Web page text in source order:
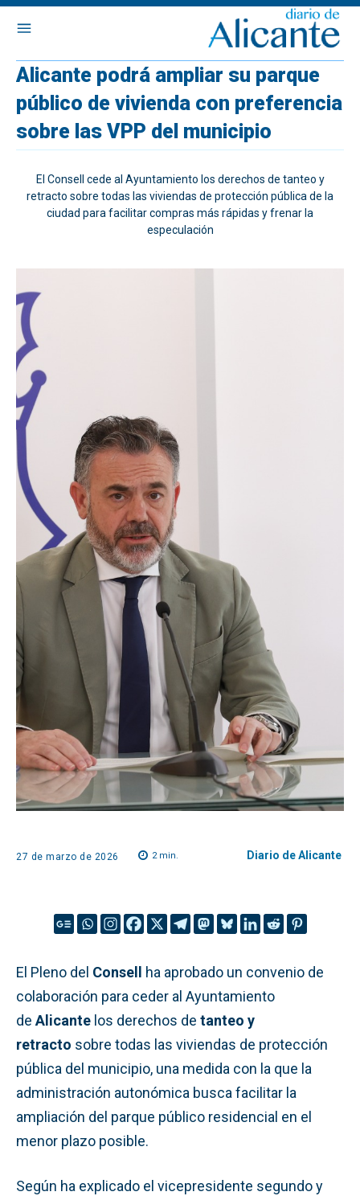
Alicante podrá ampliar su parque
público de vivienda con preferencia
sobre las VPP del municipio
El Consell cede al Ayuntamiento los derechos de tanteo y
retracto sobre todas las viviendas de protección pública de la
ciudad para facilitar compras más rápidas y frenar la
especulación
27 de marzo de 2026 2min. Diario de Alicante
El Pleno del Consell ha aprobado un convenio de
colaboración para ceder al Ayuntamiento
de Alicante los derechos de tanteo y
retracto sobre todas las viviendas de protección
pública del municipio, una medida con la que la
administración autonómica busca facilitar la
ampliación del parque público residencial en el
menor plazo posible.
Según ha explicado el vicepresidente segundo y